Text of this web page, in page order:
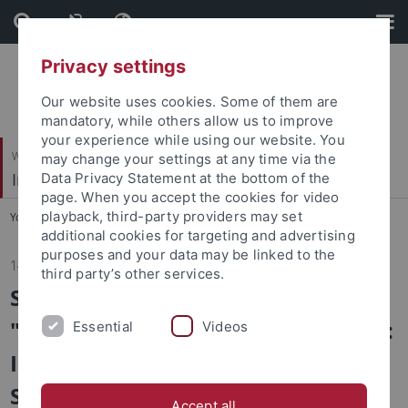
Skip
to
content
Skip
to
footer
Wirtschafts- und Sozialwissenschaftliche Fakultät
Institut für Sportwissenschaft
You are here: Startseite ... Institut
14.04.2025
Studium Generale zum Thema
"Leistung, Bildung und Gesundheit:
Interdisziplinäre Perspektiven von
Sportwissenschaft und
Privacy settings
Our website uses cookies. Some of them are
mandatory, while others allow us to improve
your experience while using our website. You
may change your settings at any time via the
Data Privacy Statement at the bottom of the
page. When you accept the cookies for video
playback, third-party providers may set
additional cookies for targeting and advertising
purposes and your data may be linked to the
third party’s other services.
Essential Videos